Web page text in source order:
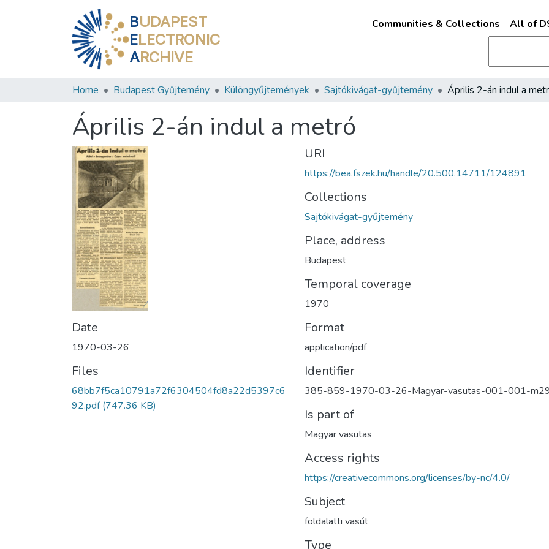
BUDAPEST
ELECTRONIC
ARCHIVE
Communities & Collections All of
Home Budapest Gyűjtemény Különgyűjtemények Sajtókivágat-gyűjtemény Április 2-án indul a
Április 2-án indul a metró
Date
1970-03-26
Files
68bb7f5ca10791a72f6304504fd8a22d5397c6
92.pdf(747.36 KB)
URI
https://bea.fszek.hu/handle/20.500.14711/124891
Collections
Sajtókivágat-gyűjtemény
Place, address
Budapest
Temporal coverage
1970
Format
application/pdf
Identifier
385-859-1970-03-26-Magyar-vasutas-001-001-
Is part of
Magyar vasutas
Access rights
https://creativecommons.org/licenses/by-nc/4.0/
Subject
földalatti vasút
Type